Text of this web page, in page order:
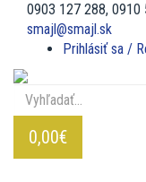
0903 127 288, 0910
smajl@smajl.sk
Prihlásiť sa /
0,00€